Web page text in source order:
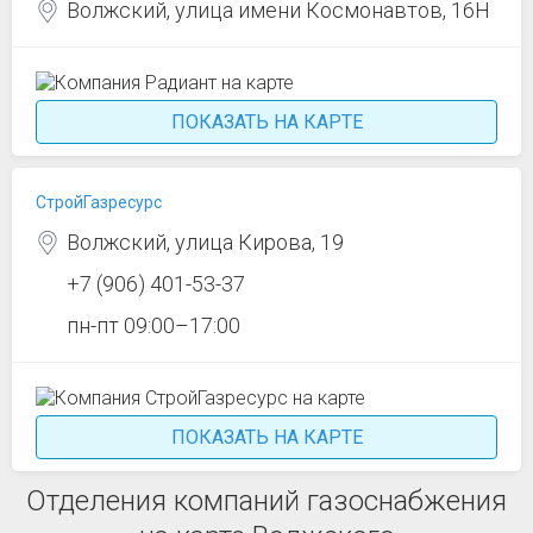
Волжский, улица имени Космонавтов, 16Н
ПОКАЗАТЬ НА КАРТЕ
СтройГазресурс
Волжский, улица Кирова, 19
+7 (906) 401-53-37
пн-пт 09:00–17:00
ПОКАЗАТЬ НА КАРТЕ
Отделения компаний газоснабжения